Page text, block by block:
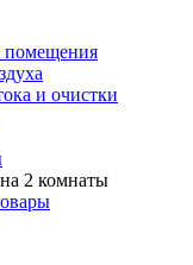
помещения
и очистки
2 комнаты